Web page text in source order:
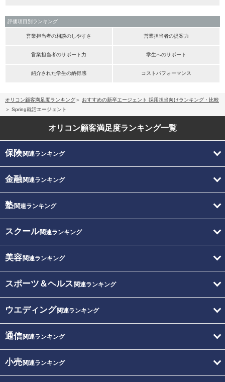
評価項目別ランキング
営業担当者の相談のしやすさ 営業担当者の提案力
営業担当者のサポート力 学生へのサポート
紹介された学生の納得感 コストパフォーマンス
オリコン顧客満足度ランキング
おすすめの新卒エージェント 採用担当向けランキング・比較
Spring就活エージェント
オリコン顧客満足度ランキング一覧
保険関連ランキング
金融関連ランキング
塾関連ランキング
スクール関連ランキング
美容関連ランキング
スポーツ＆ヘルス 関連ランキング
ウエディング関連ランキング
通信関連ランキング
小売関連ランキング